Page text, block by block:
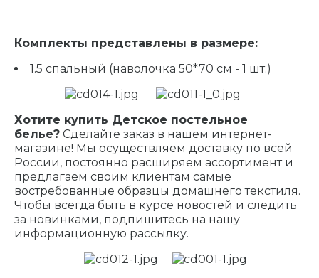
Комплекты представлены в размере:
1.5 спальный (наволочка 50*70 см - 1 шт.)
Хотите купить Детское постельное
белье? Сделайте заказ в нашем интернет-
магазине! Мы осуществляем доставку по всей
России, постоянно расширяем ассортимент и
предлагаем своим клиентам самые
востребованные образцы домашнего текстиля.
Чтобы всегда быть в курсе новостей и следить
за новинками, подпишитесь на нашу
информационную рассылку.